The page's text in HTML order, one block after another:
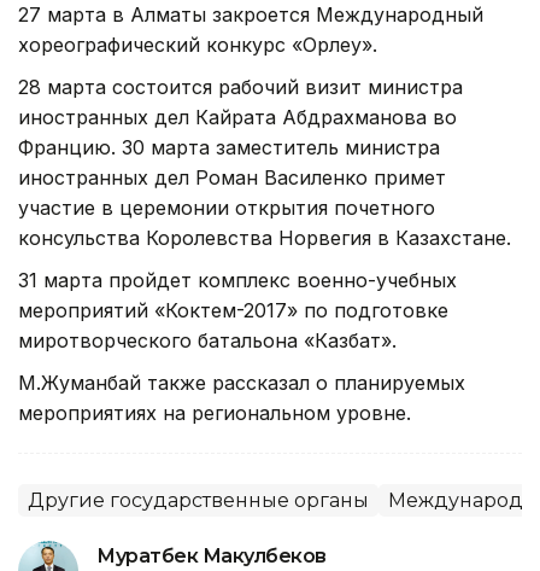
27 марта в Алматы закроется Международный
хореографический конкурс «Орлеу».
28 марта состоится рабочий визит министра
иностранных дел Кайрата Абдрахманова во
Францию. 30 марта заместитель министра
иностранных дел Роман Василенко примет
участие в церемонии открытия почетного
консульства Королевства Норвегия в Казахстане.
31 марта пройдет комплекс военно-учебных
мероприятий «Коктем-2017» по подготовке
миротворческого батальона «Казбат».
М.Жуманбай также рассказал о планируемых
мероприятиях на региональном уровне.
Другие государственные органы
Муратбек Макулбеков